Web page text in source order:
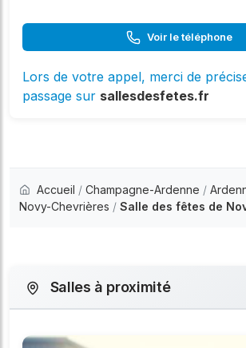
Voir le téléphone
Lors de votre appel, merci de
passage sur sallesdesfetes.fr
Accueil / Champagne-Ardenne /
Novy-Chevrières / Salle des fêtes de
Salles à proximité